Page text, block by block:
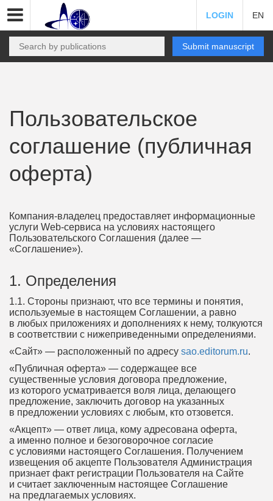
LOGIN EN
Submit manuscript
Пользовательское
соглашение (публичная
оферта)
Компания-владелец предоставляет информационные
услуги Web-сервиса на условиях настоящего
Пользовательского Соглашения (далее —
«Соглашение»).
1. Определения
1.1. Стороны признают, что все термины и понятия,
используемые в настоящем Соглашении, а равно
в любых приложениях и дополнениях к нему, толкуются
в соответствии с нижеприведенными определениями.
«Сайт» — расположенный по адресу sao.editorum.ru.
«Публичная оферта» — содержащее все
существенные условия договора предложение,
из которого усматривается воля лица, делающего
предложение, заключить договор на указанных
в предложении условиях с любым, кто отзовется.
«Акцепт» — ответ лица, кому адресована оферта,
а именно полное и безоговорочное согласие
с условиями настоящего Соглашения. Получением
извещения об акцепте Пользователя Администрация
признает факт регистрации Пользователя на Сайте
и считает заключенным настоящее Соглашение
на предлагаемых условиях.